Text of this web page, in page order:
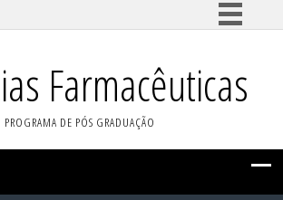
Comunica BR
Participe
Acesso à informação
Farmacêuticas
PROGRAMA DE PÓS GRADUAÇÃO